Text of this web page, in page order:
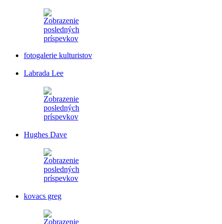
fotogalerie kulturistov
Labrada Lee
Hughes Dave
kovacs greg